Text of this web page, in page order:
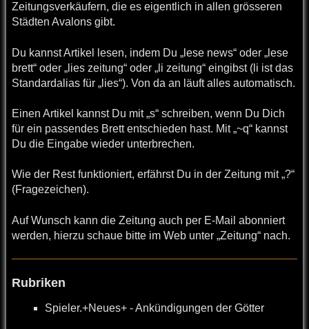
Zeitungsverkäufern, die es eigentlich in allen grösseren
Städten Avalons gibt.
Du kannst Artikel lesen, indem Du „lese news“ oder „lese
brett“ oder „lies zeitung“ oder „li zeitung“ eingibst (li ist das
Standardalias für „lies“). Von da an läuft alles automatisch.
Einen Artikel kannst Du mit „s“ schreiben, wenn Du Dich
für ein passendes Brett entschieden hast. Mit „~q“ kannst
Du die Eingabe wieder unterbrechen.
Wie der Rest funktioniert, erfährst Du in der Zeitung mit „?“
(Fragezeichen).
Auf Wunsch kann die Zeitung auch per E-Mail abonniert
werden, hierzu schaue bitte im Web unter „Zeitung“ nach.
Rubriken
Spieler.+Neues+ - Ankündigungen der Götter